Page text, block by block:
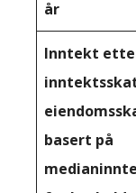
år
Inntekt
basert på